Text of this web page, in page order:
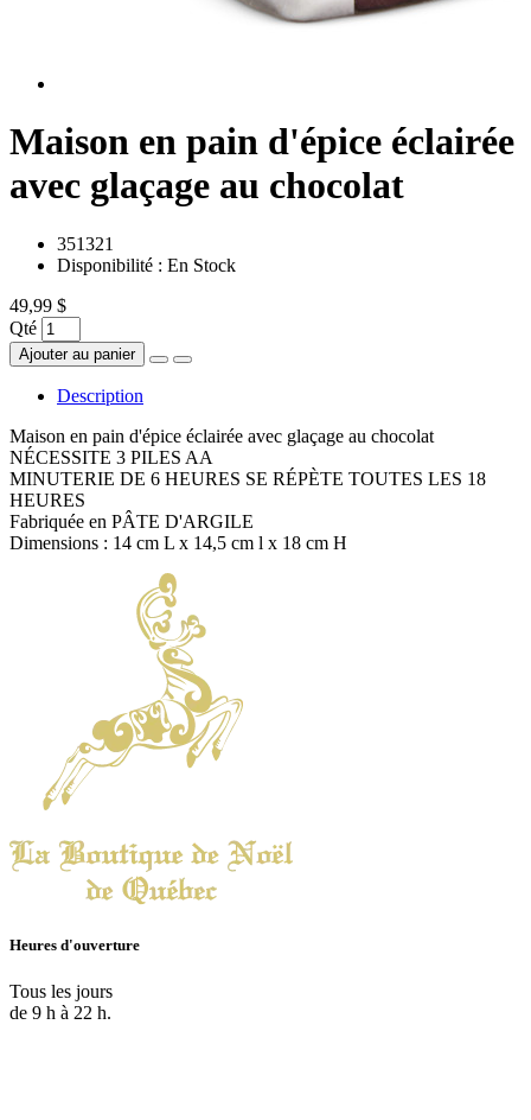
Maison en pain d'épice éclairée
avec glaçage au chocolat
351321
Disponibilité : En Stock
49,99 $
Qté
Ajouter au panier
Description
Maison en pain d'épice éclairée avec glaçage au chocolat
NÉCESSITE 3 PILES AA
MINUTERIE DE 6 HEURES SE RÉPÈTE TOUTES LES 18
HEURES
Fabriquée en PÂTE D'ARGILE
Dimensions : 14 cm L x 14,5 cm l x 18 cm H
Heures d'ouverture
Tous les jours
de 9 h à 22 h.